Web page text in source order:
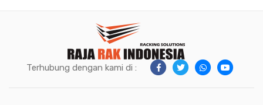
Terhubung dengan kami di :